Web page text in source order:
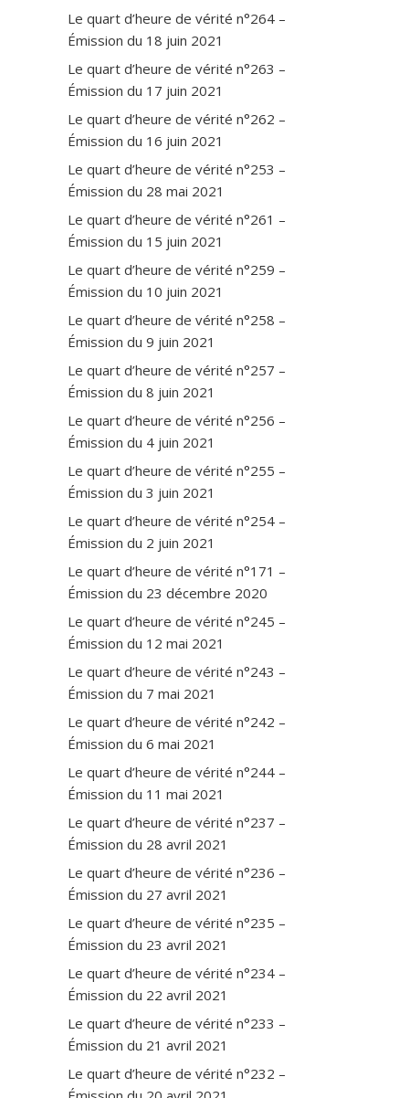
Le quart d’heure de vérité n°264 –
Émission du 18 juin 2021
Le quart d’heure de vérité n°263 –
Émission du 17 juin 2021
Le quart d’heure de vérité n°262 –
Émission du 16 juin 2021
Le quart d’heure de vérité n°253 –
Émission du 28 mai 2021
Le quart d’heure de vérité n°261 –
Émission du 15 juin 2021
Le quart d’heure de vérité n°259 –
Émission du 10 juin 2021
Le quart d’heure de vérité n°258 –
Émission du 9 juin 2021
Le quart d’heure de vérité n°257 –
Émission du 8 juin 2021
Le quart d’heure de vérité n°256 –
Émission du 4 juin 2021
Le quart d’heure de vérité n°255 –
Émission du 3 juin 2021
Le quart d’heure de vérité n°254 –
Émission du 2 juin 2021
Le quart d’heure de vérité n°171 –
Émission du 23 décembre 2020
Le quart d’heure de vérité n°245 –
Émission du 12 mai 2021
Le quart d’heure de vérité n°243 –
Émission du 7 mai 2021
Le quart d’heure de vérité n°242 –
Émission du 6 mai 2021
Le quart d’heure de vérité n°244 –
Émission du 11 mai 2021
Le quart d’heure de vérité n°237 –
Émission du 28 avril 2021
Le quart d’heure de vérité n°236 –
Émission du 27 avril 2021
Le quart d’heure de vérité n°235 –
Émission du 23 avril 2021
Le quart d’heure de vérité n°234 –
Émission du 22 avril 2021
Le quart d’heure de vérité n°233 –
Émission du 21 avril 2021
Le quart d’heure de vérité n°232 –